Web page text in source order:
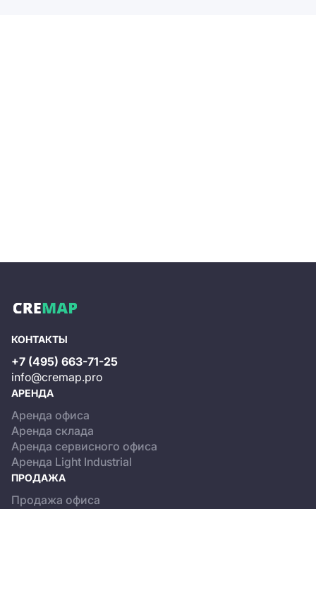
КОНТАКТЫ
+7 (495) 663-71-25
info@cremap.pro
АРЕНДА
Аренда офиса
Аренда склада
Аренда сервисного офиса
Аренда Light Industrial
ПРОДАЖА
Продажа офиса